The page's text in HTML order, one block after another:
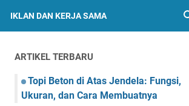
IKLAN DAN KERJA SAMA
ARTIKEL TERBARU
Topi Beton di Atas Jendela: Fungsi,
Ukuran, dan Cara Membuatnya